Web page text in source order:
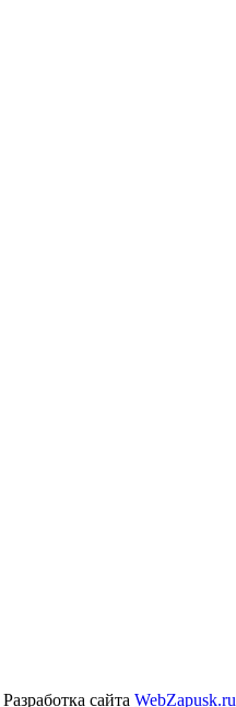
Разработка сайта WebZapusk.ru